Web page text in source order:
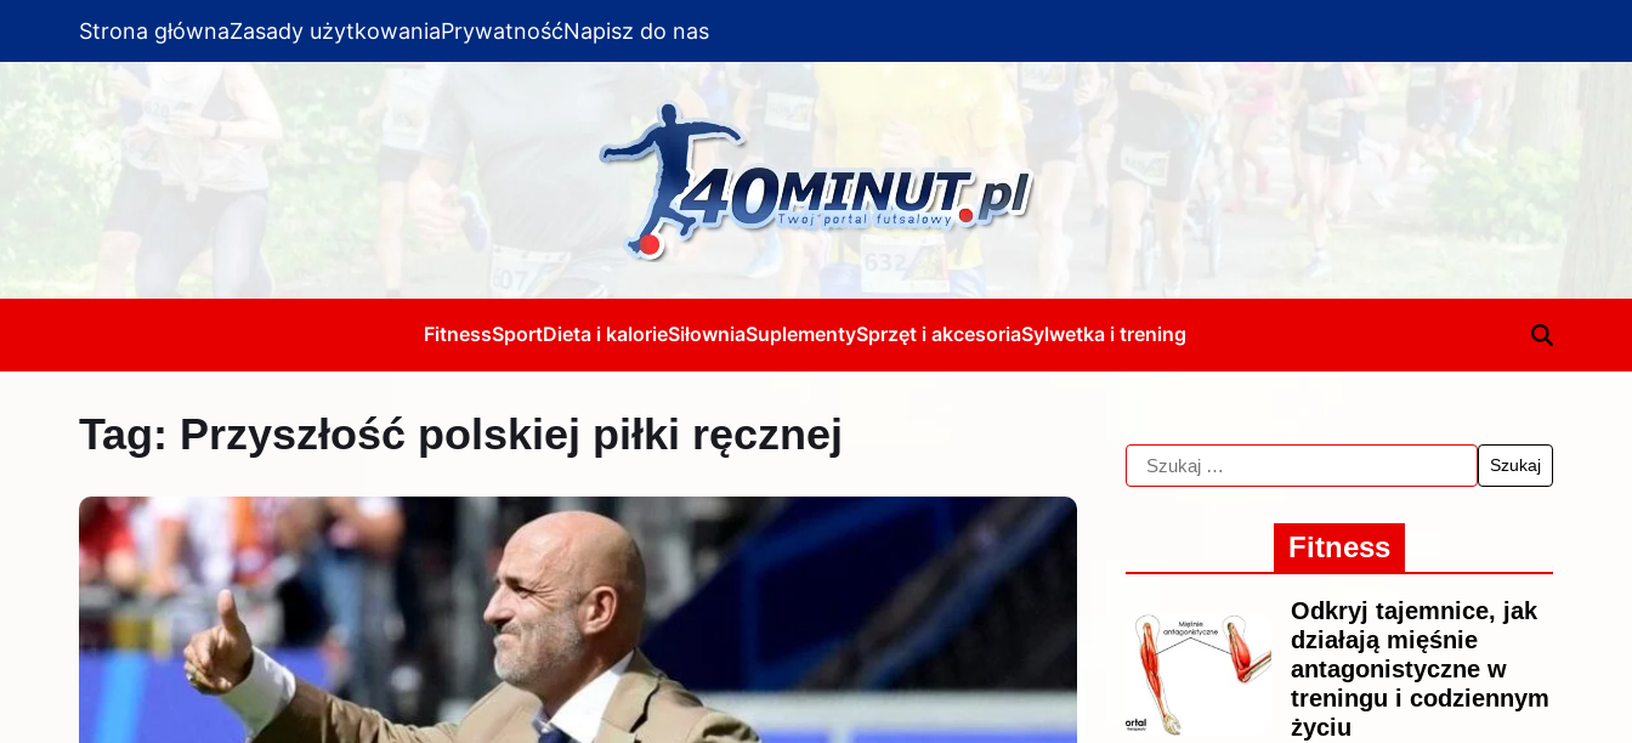
Strona głównaZasady użytkowaniaPrywatnośćNapisz do nas
FitnessSportDieta i kalorieSiłowniaSuplementySprzęt i akcesoriaSylwetka i trening
Tag: Przyszłość polskiej piłki ręcznej
Fitness
Odkryj tajemnice, jak
działają mięśnie
antagonistyczne w
treningu i codziennym
życiu